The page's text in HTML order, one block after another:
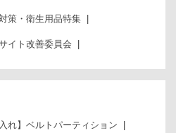
策・衛生用品特集
イト改善委員会
入れ】ベルトパーティション